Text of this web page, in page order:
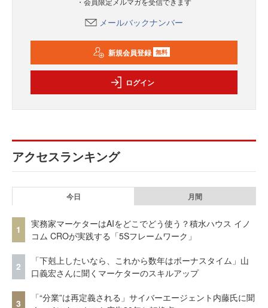
メールバックナンバー
新規会員登録 無料
ログイン
アクセスランキング
今日 月間
1
実務家マーケターはAIをどこでどう使う？積水ハウス イノ
コム CROが実践する「5Sフレームワーク」
2
「下剋上したいなら、これから数年はボーナスタイム」山
口義宏さんに聞くマーケターのスキルアップ
3
「“分業”は再定義される」サイバーエージェント内藤氏に聞